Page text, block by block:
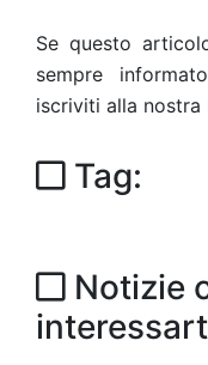
Se questo
sempre
iscriviti alla nostra
Tag:
Notizie